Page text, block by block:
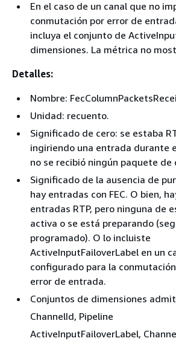
En el caso de un canal que no
conmutación por error de
incluya el conjunto de
dimensiones. La métrica no
Detalles:
Nombre:
Unidad: recuento.
Significado de cero: se estaba
ingiriendo una entrada durante
no se recibió ningún paquete de
Significado de la ausencia de
hay entradas con FEC. O bien,
entradas RTP, pero ninguna de
activa o se está preparando
programado). O lo incluiste
ActiveInputFailoverLabel en un
configurado para la
error de entrada.
Conjuntos de dimensiones
ChannelId, Pipeline
ActiveInputFailoverLabel,